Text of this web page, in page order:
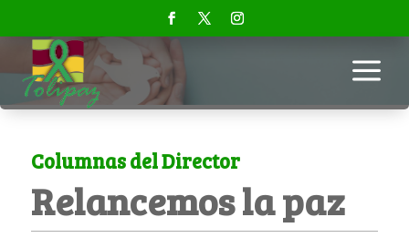
a
Columnas del Director
Relancemos la paz